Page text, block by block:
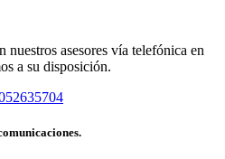
nuestros asesores vía telefónica en
a su disposición.